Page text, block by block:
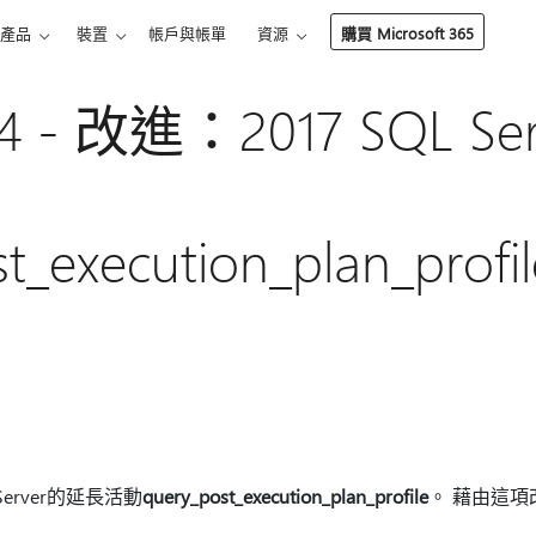
產品 裝置 帳戶與帳單 資源 購買 Microsoft 365
- 改進：2017 SQL
的延長活動query_post_execution_plan_profile。 藉由這項